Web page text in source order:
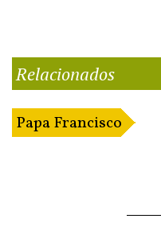
Relacionados
Papa Francisco